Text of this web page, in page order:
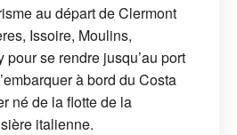
au départ de Clermont
Issoire, Moulins,
pour se rendre jusqu’au port
à bord du Costa
né de la flotte de la
italienne.